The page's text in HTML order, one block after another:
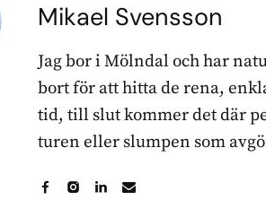
Mikael Svensson
Jag bor i Mölndal och har
bort för att hitta de rena,
tid, till slut kommer det där
turen eller slumpen som